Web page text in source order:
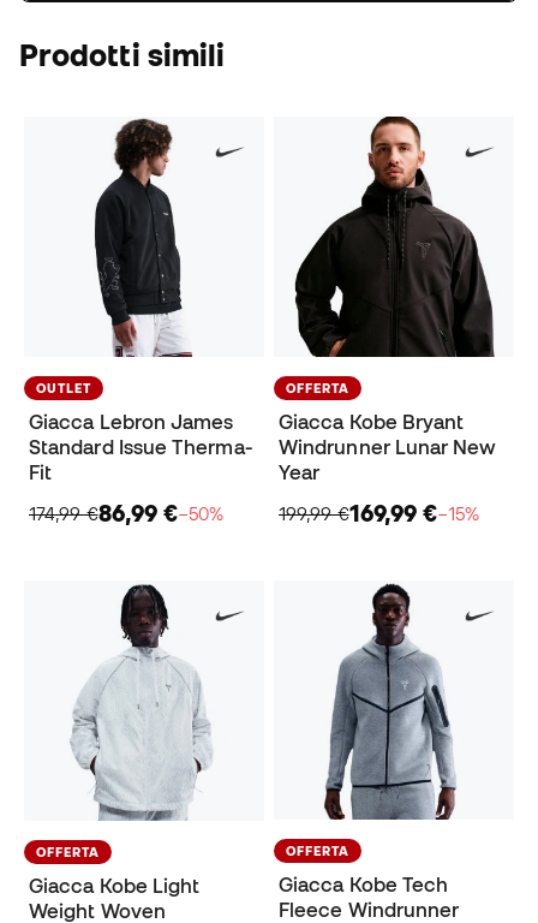
Prodotti simili
OUTLET
Giacca Lebron James
Standard Issue Therma-
Fit
174,99 €86,99 €−50%
OFFERTA
Giacca Kobe Bryant
Windrunner Lunar New
Year
199,99 €169,99 €−15%
OFFERTA
Giacca Kobe Light
Weight Woven
OFFERTA
Giacca Kobe Tech
Fleece Windrunner